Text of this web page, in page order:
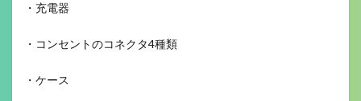
・充電器
・コンセントのコネクタ4種類
・ケース